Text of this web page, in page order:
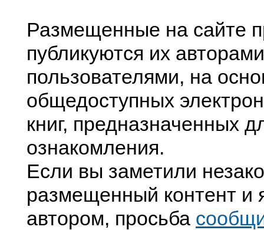
Размещенные на сайте
публикуются их
пользователями, на
общедоступных
книг, предназначенных
ознакомления.
Если вы заметили
размещенный контент и
автором, просьба